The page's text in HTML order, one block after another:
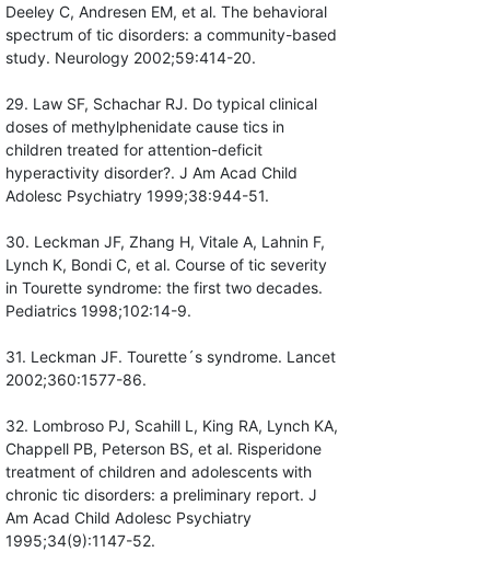
Deeley C, Andresen EM, et al. The behavioral
spectrum of tic disorders: a community-based
study. Neurology 2002;59:414-20.
29. Law SF, Schachar RJ. Do typical clinical
doses of methylphenidate cause tics in
children treated for attention-deficit
hyperactivity disorder?. J Am Acad Child
Adolesc Psychiatry 1999;38:944-51.
30. Leckman JF, Zhang H, Vitale A, Lahnin F,
Lynch K, Bondi C, et al. Course of tic severity
in Tourette syndrome: the first two decades.
Pediatrics 1998;102:14-9.
31. Leckman JF. Tourette´s syndrome. Lancet
2002;360:1577-86.
32. Lombroso PJ, Scahill L, King RA, Lynch KA,
Chappell PB, Peterson BS, et al. Risperidone
treatment of children and adolescents with
chronic tic disorders: a preliminary report. J
Am Acad Child Adolesc Psychiatry
1995;34(9):1147-52.